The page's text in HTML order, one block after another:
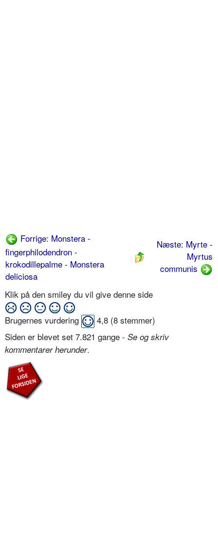
Forrige: Monstera -
fingerphilodendron -
krokodillepalme - Monstera
deliciosa
Næste: Myrte -
Myrtus
communis
Klik på den smiley du vil give denne side
Brugernes vurdering 4,8 (8 stemmer)
Siden er blevet set 7.821 gange - Se og skriv
kommentarer herunder.